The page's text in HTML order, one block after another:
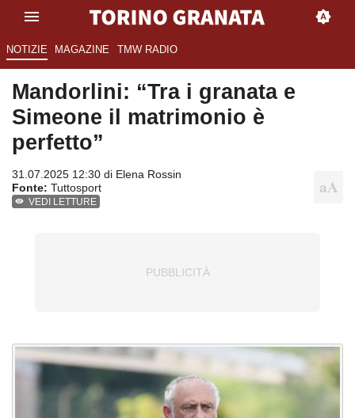
NOTIZIE MAGAZINE TMW RADIO
Mandorlini: “Tra i granata e
Simeone il matrimonio è
perfetto”
31.07.2025 12:30 di Elena Rossin
Fonte: Tuttosport
VEDI LETTURE